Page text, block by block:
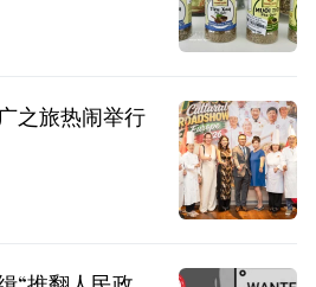
之旅热闹举行